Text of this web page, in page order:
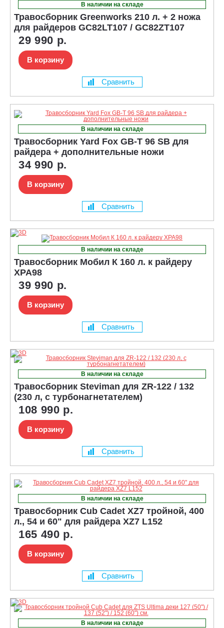
В наличии на складе
Травосборник Greenworks 210 л. + 2 ножа
для райдеров GC82LT107 / GC82ZT107
29 990 р.
В корзину
Сравнить
В наличии на складе
Травосборник Yard Fox GB-T 96 SB для
райдера + дополнительные ножи
34 990 р.
В корзину
Сравнить
В наличии на складе
Травосборник Мобил К 160 л. к райдеру
XPA98
39 990 р.
В корзину
Сравнить
В наличии на складе
Травосборник Steviman для ZR-122 / 132
(230 л, с турбонагнетателем)
108 990 р.
В корзину
Сравнить
В наличии на складе
Травосборник Cub Cadet XZ7 тройной, 400
л., 54 и 60" для райдера XZ7 L152
165 490 р.
В корзину
Сравнить
В наличии на складе